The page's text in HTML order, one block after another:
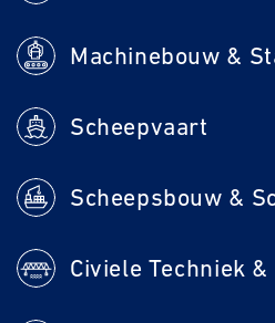
Machinebouw &
Scheepvaart
Scheepsbouw &
Civiele Techniek